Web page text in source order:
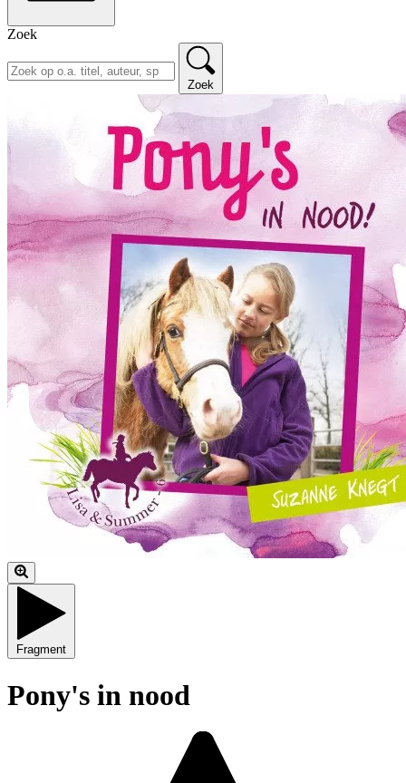
Zoek
Zoek
Fragment
Pony's in nood